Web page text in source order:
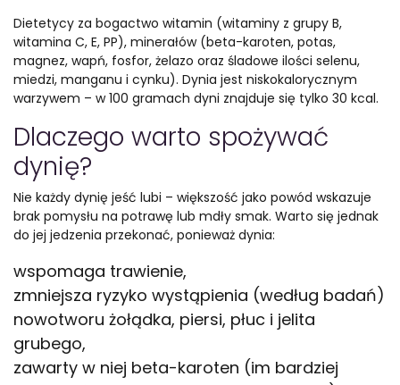
Dietetycy za bogactwo witamin (witaminy z grupy B,
witamina C, E, PP), minerałów (beta-karoten, potas,
magnez, wapń, fosfor, żelazo oraz śladowe ilości selenu,
miedzi, manganu i cynku). Dynia jest niskokalorycznym
warzywem – w 100 gramach dyni znajduje się tylko 30 kcal.
Dlaczego warto spożywać
dynię?
Nie każdy dynię jeść lubi – większość jako powód wskazuje
brak pomysłu na potrawę lub mdły smak. Warto się jednak
do jej jedzenia przekonać, ponieważ dynia:
wspomaga trawienie,
zmniejsza ryzyko wystąpienia (według badań)
nowotworu żołądka, piersi, płuc i jelita
grubego,
zawarty w niej beta-karoten (im bardziej